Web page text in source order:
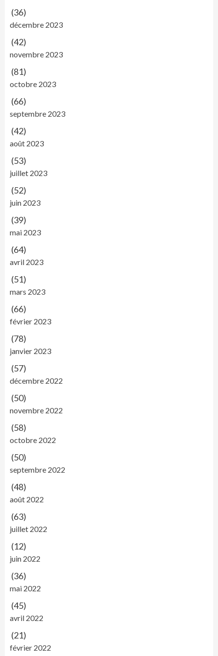
(36)
décembre 2023
(42)
novembre 2023
(81)
octobre 2023
(66)
septembre 2023
(42)
août 2023
(53)
juillet 2023
(52)
juin 2023
(39)
mai 2023
(64)
avril 2023
(51)
mars 2023
(66)
février 2023
(78)
janvier 2023
(57)
décembre 2022
(50)
novembre 2022
(58)
octobre 2022
(50)
septembre 2022
(48)
août 2022
(63)
juillet 2022
(12)
juin 2022
(36)
mai 2022
(45)
avril 2022
(21)
février 2022